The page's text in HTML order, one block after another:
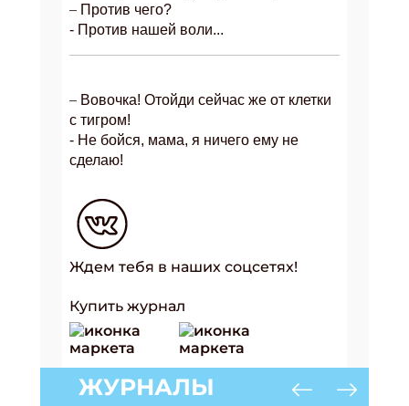
– Против чего?
- Против нашей воли...
– Вовочка! Отойди сейчас же от клетки
с тигром!
- Не бойся, мама, я ничего ему не
сделаю!
Ждем тебя в наших соцсетях!
Купить журнал
ЖУРНАЛЫ